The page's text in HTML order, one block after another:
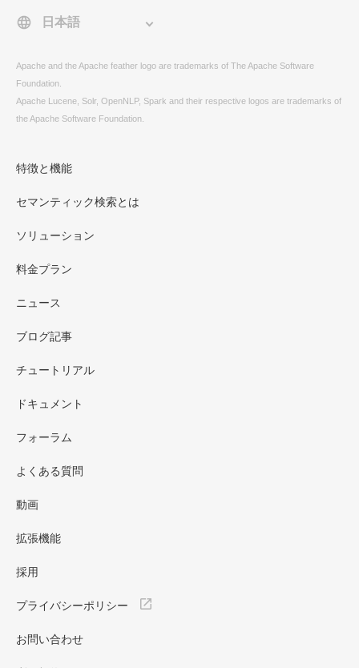
Apache and the Apache feather logo are trademarks of The Apache Software
Foundation.
Apache Lucene, Solr, OpenNLP, Spark and their respective logos are trademarks of
the Apache Software Foundation.
特徴と機能
セマンティック検索とは
ソリューション
料金プラン
ニュース
ブログ記事
チュートリアル
ドキュメント
フォーラム
よくある質問
動画
拡張機能
採用
プライバシーポリシー
お問い合わせ